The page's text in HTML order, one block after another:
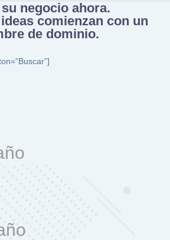
negocio ahora.
comienzan con un
de dominio.